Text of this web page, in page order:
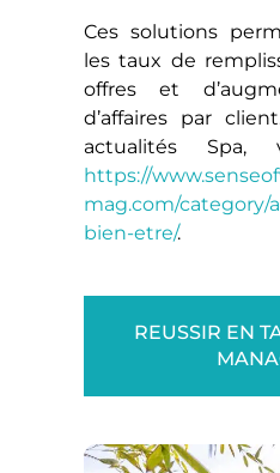
Ces solutions
les taux de
offres et
d’affaires par
actualités
https://
mag.com/category/
bien-etre/.
REUSSIR EN